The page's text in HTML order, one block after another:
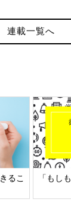
連載一覧へ
「もしものとき
家族の